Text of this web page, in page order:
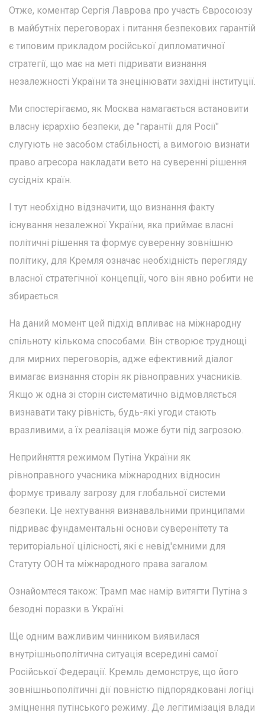
Отже, коментар Сергія Лаврова про участь Євросоюзу
в майбутніх переговорах і питання безпекових гарантій
є типовим прикладом російської дипломатичної
стратегії, що має на меті підривати визнання
незалежності України та знецінювати західні інституції.
Ми спостерігаємо, як Москва намагається встановити
власну ієрархію безпеки, де "гарантії для Росії"
слугують не засобом стабільності, а вимогою визнати
право агресора накладати вето на суверенні рішення
сусідніх країн.
І тут необхідно відзначити, що визнання факту
існування незалежної України, яка приймає власні
політичні рішення та формує суверенну зовнішню
політику, для Кремля означає необхідність перегляду
власної стратегічної концепції, чого він явно робити не
збирається.
На даний момент цей підхід впливає на міжнародну
спільноту кількома способами. Він створює труднощі
для мирних переговорів, адже ефективний діалог
вимагає визнання сторін як рівноправних учасників.
Якщо ж одна зі сторін систематично відмовляється
визнавати таку рівність, будь-які угоди стають
вразливими, а їх реалізація може бути під загрозою.
Неприйняття режимом Путіна України як
рівноправного учасника міжнародних відносин
формує тривалу загрозу для глобальної системи
безпеки. Це нехтування визнавальними принципами
підриває фундаментальні основи суверенітету та
територіальної цілісності, які є невід'ємними для
Статуту ООН та міжнародного права загалом.
Ознайомтеся також: Трамп має намір витягти Путіна з
безодні поразки в Україні.
Ще одним важливим чинником виявилася
внутрішньополітична ситуація всередині самої
Російської Федерації. Кремль демонструє, що його
зовнішньополітичні дії повністю підпорядковані логіці
зміцнення путінського режиму. Де легітимізація влади